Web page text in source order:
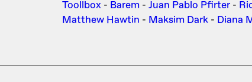
Toollbox - Barem - Juan Pablo Pfirter -
Matthew Hawtin - Maksim Dark - Diana